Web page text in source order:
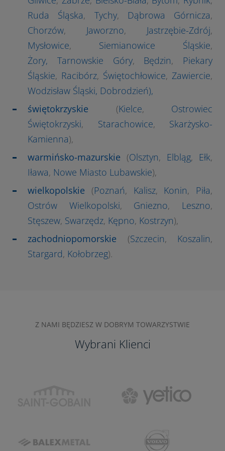
Ruda Śląska, Tychy, Dąbrowa Górnicza,
Chorzów, Jaworzno, Jastrzębie-Zdrój,
Mysłowice, Siemianowice Śląskie,
Żory,
Tarnowskie Góry, Będzin, Piekary
Śląskie, Racibórz, Świętochłowice, Zawiercie,
Wodzisław Śląski, Dobrodzień),
świętokrzyskie (Kielce, Ostrowiec
Świętokrzyski, Starachowice, Skarżysko-
Kamienna),
warmińsko-mazurskie (Olsztyn, Elbląg, Ełk,
Iława, Nowe Miasto Lubawskie),
wielkopolskie (Poznań, Kalisz, Konin, Piła,
Ostrów Wielkopolski, Gniezno, Leszno,
Stęszew, Swarzędz, Kępno, Kostrzyn),
zachodniopomorskie (Szczecin, Koszalin,
Stargard, Kołobrzeg).
Z NAMI BĘDZIESZ W DOBRYM TOWARZYSTWIE
Wybrani Klienci